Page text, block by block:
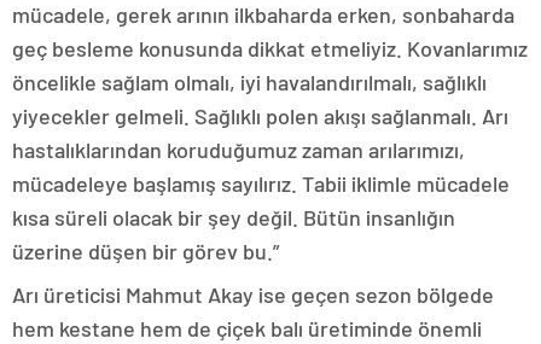
mücadele, gerek arının ilkbaharda erken, sonbaharda
geç besleme konusunda dikkat etmeliyiz. Kovanlarımız
öncelikle sağlam olmalı, iyi havalandırılmalı, sağlıklı
yiyecekler gelmeli. Sağlıklı polen akışı sağlanmalı. Arı
hastalıklarından koruduğumuz zaman arılarımızı,
mücadeleye başlamış sayılırız. Tabii iklimle mücadele
kısa süreli olacak bir şey değil. Bütün insanlığın
üzerine düşen bir görev bu.”
Arı üreticisi Mahmut Akay ise geçen sezon bölgede
hem kestane hem de çiçek balı üretiminde önemli